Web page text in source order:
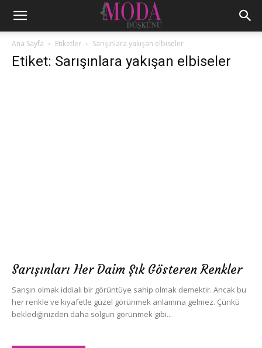
Ana Sayfa Etiketler Sarışınlara yakışan elbiseler
Etiket: Sarışınlara yakışan elbiseler
Sarışınları Her Daim Şık Gösteren Renkler
Sarışın olmak iddialı bir görüntüye sahip olmak demektir. Ancak bu
her renkle ve kıyafetle güzel görünmek anlamına gelmez. Çünkü
beklediğinizden daha solgun görünmek gibi...